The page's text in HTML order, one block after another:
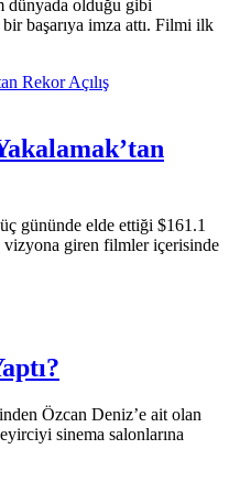
dünyada olduğu gibi
başarıya imza attı. Filmi ilk
gününde elde ettiği $161.1
vizyona giren filmler içerisinde
Özcan Deniz’e ait olan
sinema salonlarına